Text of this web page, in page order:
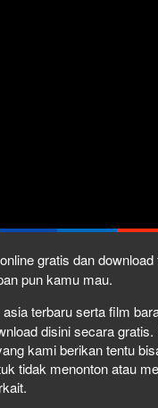
gratis dan
pun kamu mau.
terbaru serta film
disini secara
kami berikan tentu
tidak menonton atau